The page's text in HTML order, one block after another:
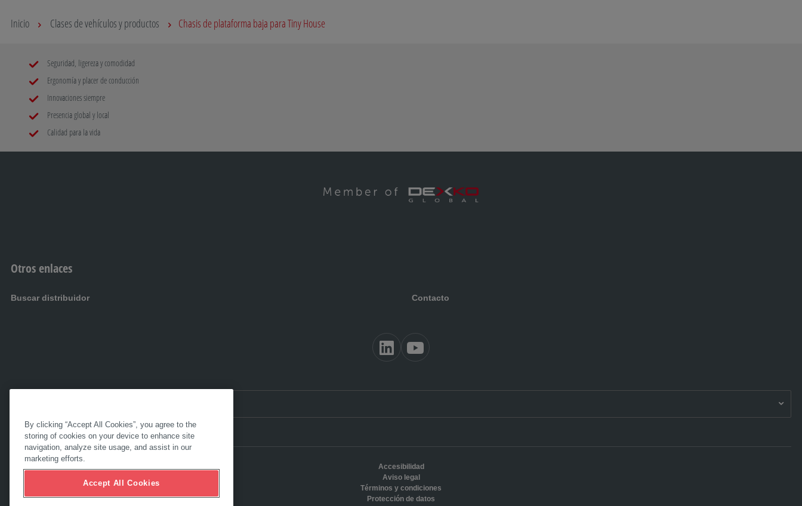
Inicio Clases de vehículos y productos Chasis de plataforma baja para Tiny House
Seguridad, ligereza y comodidad
Ergonomía y placer de conducción
Innovaciones siempre
Presencia global y local
Calidad para la vida
Otros enlaces
Buscar distribuidor Contacto
Accesibilidad
Aviso legal
Términos y condiciones
Protección de datos
By clicking “Accept All Cookies”, you agree to the
storing of cookies on your device to enhance site
navigation, analyze site usage, and assist in our
marketing efforts.
Accept All Cookies